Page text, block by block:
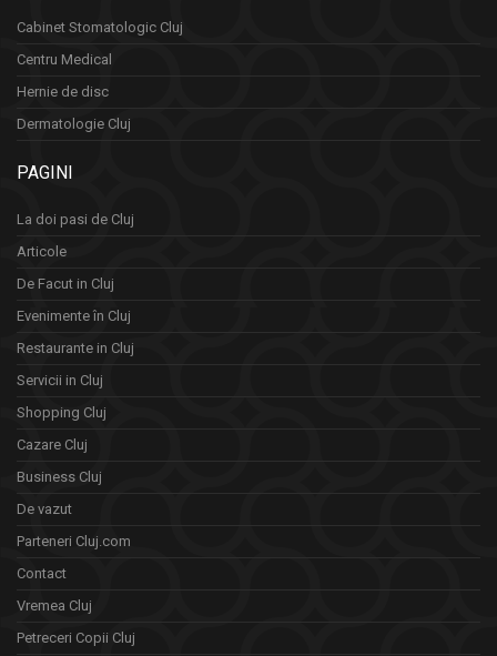
Cabinet Stomatologic Cluj
Centru Medical
Hernie de disc
Dermatologie Cluj
PAGINI
La doi pasi de Cluj
Articole
De Facut in Cluj
Evenimente în Cluj
Restaurante in Cluj
Servicii in Cluj
Shopping Cluj
Cazare Cluj
Business Cluj
De vazut
Parteneri Cluj.com
Contact
Vremea Cluj
Petreceri Copii Cluj